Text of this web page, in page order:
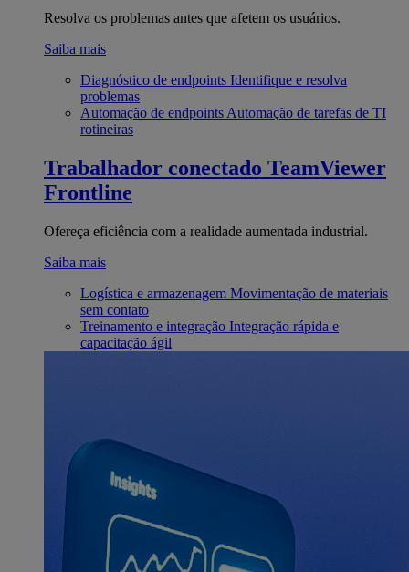
Resolva os problemas antes que afetem os usuários.
Saiba mais
Diagnóstico de endpoints Identifique e resolva
problemas
Automação de endpoints Automação de tarefas de TI
rotineiras
Trabalhador conectado TeamViewer
Frontline
Ofereça eficiência com a realidade aumentada industrial.
Saiba mais
Logística e armazenagem Movimentação de materiais
sem contato
Treinamento e integração Integração rápida e
capacitação ágil